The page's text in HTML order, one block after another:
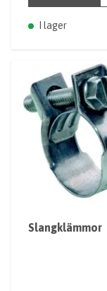
I lager
Slangklämmor